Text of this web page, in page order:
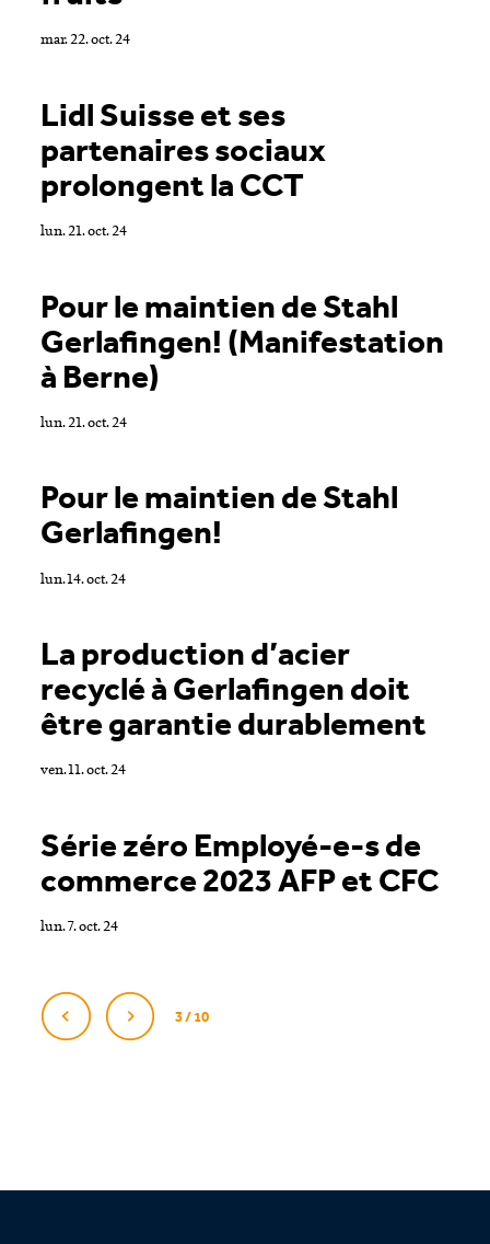
mar. 22. oct. 24
Lidl Suisse et ses
partenaires sociaux
prolongent la CCT
lun. 21. oct. 24
Pour le maintien de Stahl
Gerlafingen! (Manifestation
à Berne)
lun. 21. oct. 24
Pour le maintien de Stahl
Gerlafingen!
lun. 14. oct. 24
La production d’acier
recyclé à Gerlafingen doit
être garantie durablement
ven. 11. oct. 24
Série zéro Employé-e-s de
commerce 2023 AFP et CFC
lun. 7. oct. 24
3 / 10